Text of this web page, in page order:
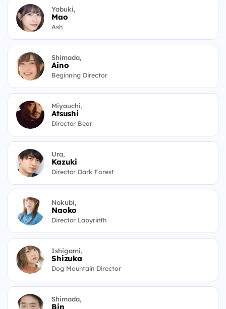
Yabuki,
Mao
Ash
Shimada,
Aino
Beginning Director
Miyauchi,
Atsushi
Director Bear
Ura,
Kazuki
Director Dark Forest
Nokubi,
Naoko
Director Labyrinth
Ishigami,
Shizuka
Dog Mountain Director
Shimada,
Bin